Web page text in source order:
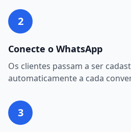
2
Conecte o WhatsApp
Os clientes passam a ser
automaticamente a cada
3